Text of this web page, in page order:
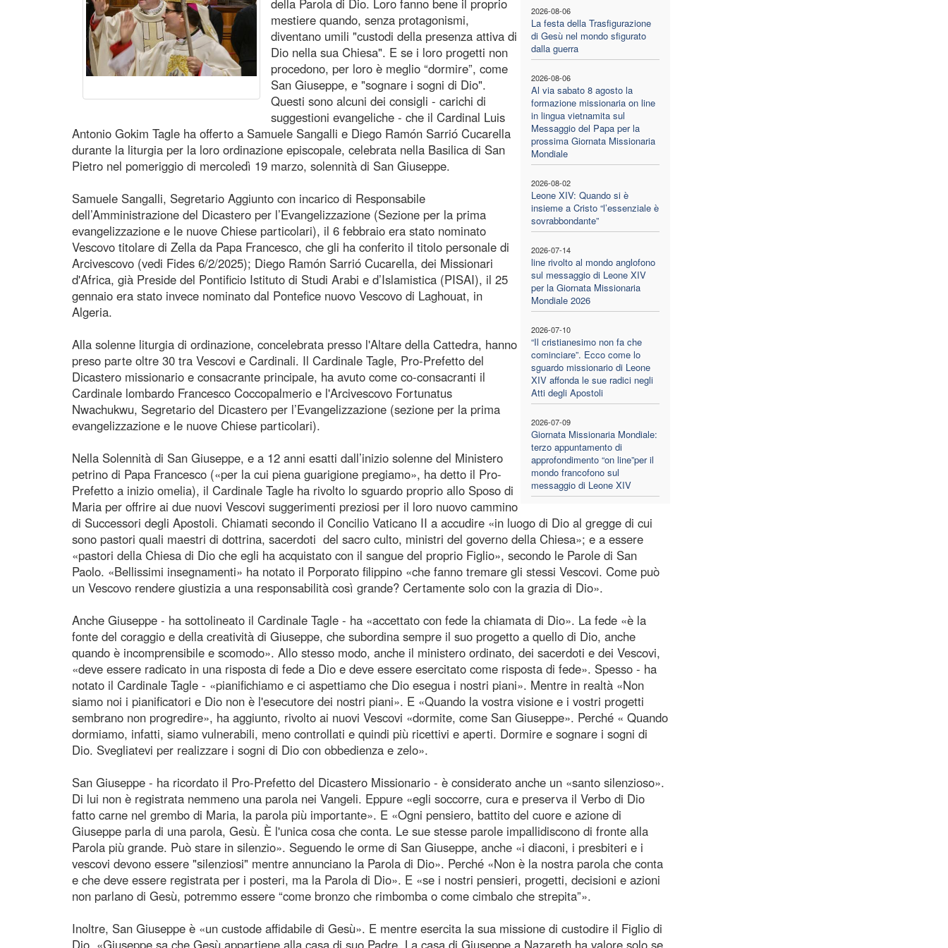
2026-08-06
La festa della Trasfigurazione
di Gesù nel mondo sfigurato
dalla guerra
2026-08-06
Al via sabato 8 agosto la
formazione missionaria on line
in lingua vietnamita sul
Messaggio del Papa per la
prossima Giornata Missionaria
Mondiale
2026-08-02
Leone XIV: Quando si è
insieme a Cristo “l’essenziale è
sovrabbondante”
2026-07-14
line rivolto al mondo anglofono
sul messaggio di Leone XIV
per la Giornata Missionaria
Mondiale 2026
2026-07-10
“Il cristianesimo non fa che
cominciare”. Ecco come lo
sguardo missionario di Leone
XIV affonda le sue radici negli
Atti degli Apostoli
2026-07-09
Giornata Missionaria Mondiale:
terzo appuntamento di
approfondimento “on line”per il
mondo francofono sul
messaggio di Leone XIV
della Parola di Dio. Loro fanno bene il proprio
mestiere quando, senza protagonismi,
diventano umili "custodi della presenza attiva di
Dio nella sua Chiesa". E se i loro progetti non
procedono, per loro è meglio “dormire”, come
San Giuseppe, e "sognare i sogni di Dio".
Questi sono alcuni dei consigli - carichi di
suggestioni evangeliche - che il Cardinal Luis
Antonio Gokim Tagle ha offerto a Samuele Sangalli e Diego Ramón Sarrió Cucarella
durante la liturgia per la loro ordinazione episcopale, celebrata nella Basilica di San
Pietro nel pomeriggio di mercoledì 19 marzo, solennità di San Giuseppe.
Samuele Sangalli, Segretario Aggiunto con incarico di Responsabile
dell’Amministrazione del Dicastero per l’Evangelizzazione (Sezione per la prima
evangelizzazione e le nuove Chiese particolari), il 6 febbraio era stato nominato
Vescovo titolare di Zella da Papa Francesco, che gli ha conferito il titolo personale di
Arcivescovo (vedi Fides 6/2/2025); Diego Ramón Sarrió Cucarella, dei Missionari
d'Africa, già Preside del Pontificio Istituto di Studi Arabi e d’Islamistica (PISAI), il 25
gennaio era stato invece nominato dal Pontefice nuovo Vescovo di Laghouat, in
Algeria.
Alla solenne liturgia di ordinazione, concelebrata presso l'Altare della Cattedra, hanno
preso parte oltre 30 tra Vescovi e Cardinali. Il Cardinale Tagle, Pro-Prefetto del
Dicastero missionario e consacrante principale, ha avuto come co-consacranti il
Cardinale lombardo Francesco Coccopalmerio e l'Arcivescovo Fortunatus
Nwachukwu, Segretario del Dicastero per l’Evangelizzazione (sezione per la prima
evangelizzazione e le nuove Chiese particolari).
Nella Solennità di San Giuseppe, e a 12 anni esatti dall’inizio solenne del Ministero
petrino di Papa Francesco («per la cui piena guarigione pregiamo», ha detto il Pro-
Prefetto a inizio omelia), il Cardinale Tagle ha rivolto lo sguardo proprio allo Sposo di
Maria per offrire ai due nuovi Vescovi suggerimenti preziosi per il loro nuovo cammino
di Successori degli Apostoli. Chiamati secondo il Concilio Vaticano II a accudire «in luogo di Dio al gregge di cui
sono pastori quali maestri di dottrina, sacerdoti del sacro culto, ministri del governo della Chiesa»; e a essere
«pastori della Chiesa di Dio che egli ha acquistato con il sangue del proprio Figlio», secondo le Parole di San
Paolo. «Bellissimi insegnamenti» ha notato il Porporato filippino «che fanno tremare gli stessi Vescovi. Come può
un Vescovo rendere giustizia a una responsabilità così grande? Certamente solo con la grazia di Dio».
Anche Giuseppe - ha sottolineato il Cardinale Tagle - ha «accettato con fede la chiamata di Dio». La fede «è la
fonte del coraggio e della creatività di Giuseppe, che subordina sempre il suo progetto a quello di Dio, anche
quando è incomprensibile e scomodo». Allo stesso modo, anche il ministero ordinato, dei sacerdoti e dei Vescovi,
«deve essere radicato in una risposta di fede a Dio e deve essere esercitato come risposta di fede». Spesso - ha
notato il Cardinale Tagle - «pianifichiamo e ci aspettiamo che Dio esegua i nostri piani». Mentre in realtà «Non
siamo noi i pianificatori e Dio non è l'esecutore dei nostri piani». E «Quando la vostra visione e i vostri progetti
sembrano non progredire», ha aggiunto, rivolto ai nuovi Vescovi «dormite, come San Giuseppe». Perché « Quando
dormiamo, infatti, siamo vulnerabili, meno controllati e quindi più ricettivi e aperti. Dormire e sognare i sogni di
Dio. Svegliatevi per realizzare i sogni di Dio con obbedienza e zelo».
San Giuseppe - ha ricordato il Pro-Prefetto del Dicastero Missionario - è considerato anche un «santo silenzioso».
Di lui non è registrata nemmeno una parola nei Vangeli. Eppure «egli soccorre, cura e preserva il Verbo di Dio
fatto carne nel grembo di Maria, la parola più importante». E «Ogni pensiero, battito del cuore e azione di
Giuseppe parla di una parola, Gesù. È l'unica cosa che conta. Le sue stesse parole impallidiscono di fronte alla
Parola più grande. Può stare in silenzio». Seguendo le orme di San Giuseppe, anche «i diaconi, i presbiteri e i
vescovi devono essere "silenziosi" mentre annunciano la Parola di Dio». Perché «Non è la nostra parola che conta
e che deve essere registrata per i posteri, ma la Parola di Dio». E «se i nostri pensieri, progetti, decisioni e azioni
non parlano di Gesù, potremmo essere “come bronzo che rimbomba o come cimbalo che strepita”».
Inoltre, San Giuseppe è «un custode affidabile di Gesù». E mentre esercita la sua missione di custodire il Figlio di
Dio, «Giuseppe sa che Gesù appartiene alla casa di suo Padre. La casa di Giuseppe a Nazareth ha valore solo se